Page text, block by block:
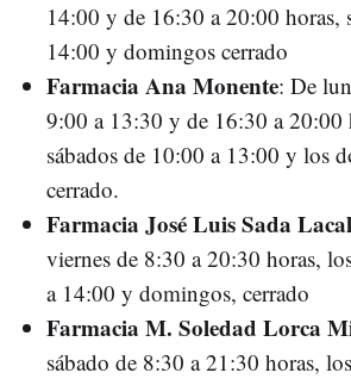
14:00 y de 16:30 a 20:00 horas,
14:00 y domingos cerrado
Farmacia Ana Monente: De
9:00 a 13:30 y de 16:30 a 20:00
sábados de 10:00 a 13:00 y los
cerrado.
Farmacia José Luis Sada
viernes de 8:30 a 20:30 horas,
a 14:00 y domingos, cerrado
Farmacia M. Soledad Lorca
sábado de 8:30 a 21:30 horas,